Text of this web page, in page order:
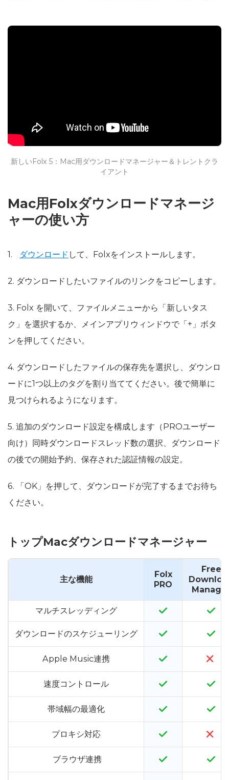
新しいFolx 5：Mac用ダウンロードマネージャー＆トレントクラ
イアント
Mac用Folxダウンロードマネージ
ャーの使い方
ダウンロード して、Folxをインストールします。
2. ダウンロードしたいファイルのリンクをコピーします。
3. Folx を開いて、ファイルメニューから「新しいタス
ク」を選択するか、メインアプリウィンドウで「+」ボタ
ンを押してください。
4. ダウンロードしたファイルの保存先を選択し、ダウンロ
ードに1つ以上のタグを割り当ててください。後で簡単に
見つけられるようになります。
5. 追加のダウンロード設定を構成します（PROユーザー
向け）同時ダウンロードスレッド数の選択、ダウンロード
の後での開始予約、保存された認証情報の設定。
6. 「OK」を押して、ダウンロードが完了するまでお待ち
ください。
トップMacダウンロードマネージャー
主な機能
Folx
PRO
Free
マルチスレッディング
ダウンロードのスケジューリング
Apple Music連携
速度コントロール
帯域幅の最適化
プロキシ対応
ブラウザ連携